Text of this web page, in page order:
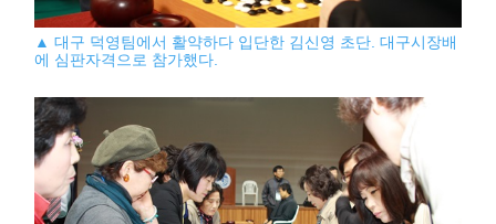
▲ 대구 덕영팀에서 활약하다 입단한 김신영 초단. 대구시장배
에 심판자격으로 참가했다.